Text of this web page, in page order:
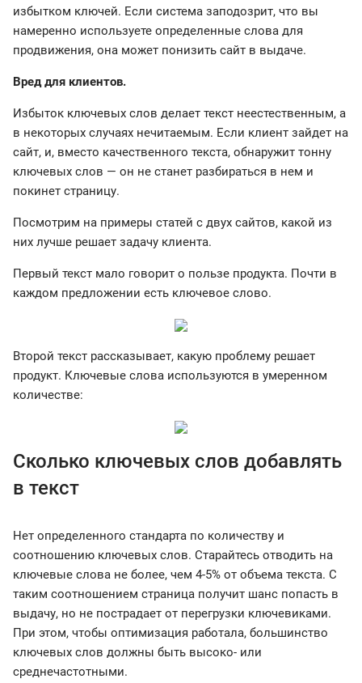
избытком ключей. Если система заподозрит, что вы
намеренно используете определенные слова для
продвижения, она может понизить сайт в выдаче.
Вред для клиентов.
Избыток ключевых слов делает текст неестественным, а
в некоторых случаях нечитаемым. Если клиент зайдет на
сайт, и, вместо качественного текста, обнаружит тонну
ключевых слов — он не станет разбираться в нем и
покинет страницу.
Посмотрим на примеры статей с двух сайтов, какой из
них лучше решает задачу клиента.
Первый текст мало говорит о пользе продукта. Почти в
каждом предложении есть ключевое слово.
Второй текст рассказывает, какую проблему решает
продукт. Ключевые слова используются в умеренном
количестве:
Сколько ключевых слов добавлять
в текст
Нет определенного стандарта по количеству и
соотношению ключевых слов. Старайтесь отводить на
ключевые слова не более, чем 4-5% от объема текста. С
таким соотношением страница получит шанс попасть в
выдачу, но не пострадает от перегрузки ключевиками.
При этом, чтобы оптимизация работала, большинство
ключевых слов должны быть высоко- или
среднечастотными.